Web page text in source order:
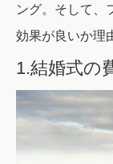
ング。そして、
効果が良いか理
1.結婚式の